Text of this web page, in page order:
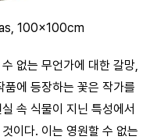
100x100cm
없는 무언가에 대한 갈망,
에 등장하는 꽃은 작가를
속 식물이 지닌 특성에서
이다. 이는 영원할 수 없는